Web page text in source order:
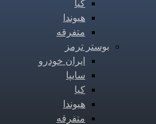
کیا
هیوندا
متفرقه
بوستر ترمز
ایران خودرو
سایپا
کیا
هیوندا
متفرقه